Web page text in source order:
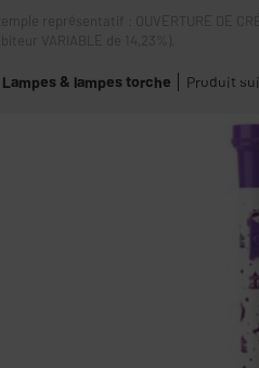
représentatif : OUVERTURE DE
VARIABLE de 14,23%).
Lampes & lampes torche Produit